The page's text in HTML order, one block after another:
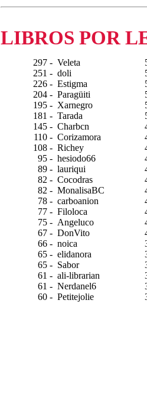
LIBROS POR
297 - Veleta
251 - doli
226 - Estigma
204 - Paragüiti
195 - Xarnegro
181 - Tarada
145 - Charbcn
110 - Corizamora
108 - Richey
95 - hesiodo66
89 - lauriqui
82 - Cocodras
82 - MonalisaBC
78 - carboanion
77 - Filoloca
75 - Angeluco
67 - DonVito
66 - noica
65 - elidanora
65 - Sabor
61 - ali-librarian
61 - Nerdanel6
60 - Petitejolie